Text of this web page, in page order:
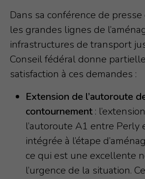
Dans sa conférence de
les grandes lignes de
infrastructures de transport
Conseil fédéral donne
satisfaction à ces demandes :
Extension de l’autoroute
contournement:
l’autoroute A1 entre Perly
intégrée à l’étape
ce qui est une excellente
l’urgence de la situation.